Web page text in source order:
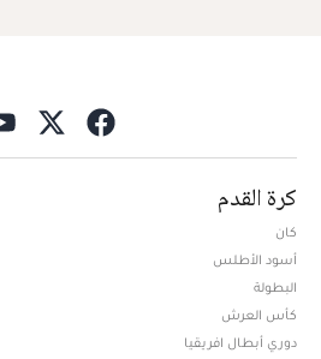
كرة القدم
كان
أسود الأطلس
البطولة
كأس العرش
دوري أبطال افريقيا